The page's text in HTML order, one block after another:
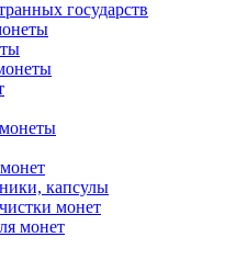
государств
капсулы
монет
монет